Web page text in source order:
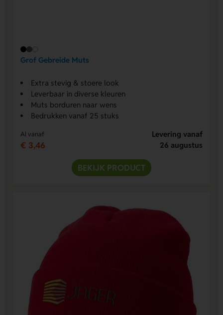
Grof Gebreide Muts
Extra stevig & stoere look
Leverbaar in diverse kleuren
Muts borduren naar wens
Bedrukken vanaf 25 stuks
Al vanaf
€ 3,46
Levering vanaf
26 augustus
BEKIJK PRODUCT